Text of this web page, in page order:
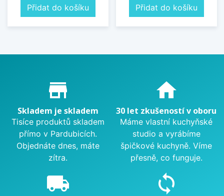
Přidat do košíku Přidat do košíku
Proč nakupovat u nás?
store_mall_directory
Skladem je skladem
Tisíce produktů skladem
přímo v Pardubicích.
Objednáte dnes, máte
zítra.
home
30 let zkušeností v oboru
Máme vlastní kuchyňské
studio a vyrábíme
špičkové kuchyně. Víme
přesně, co funguje.
local_shipping sync